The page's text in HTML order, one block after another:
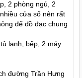
2 phòng ngủ, 2
cửa sổ nên rất
để đồ đạc chung
lạnh, bếp, 2 máy
đường Trần Hưng